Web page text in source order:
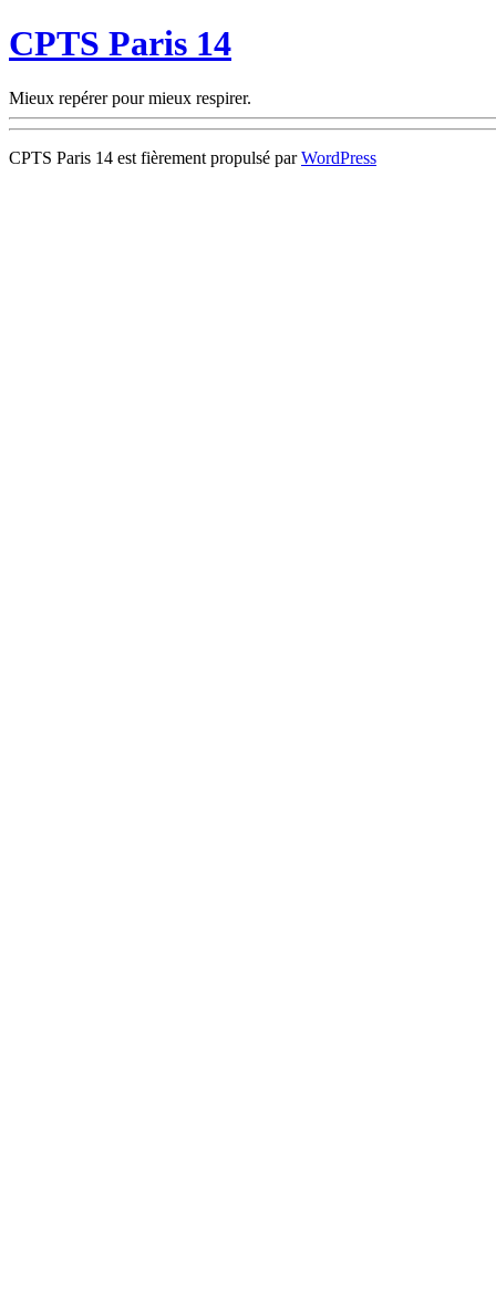
CPTS Paris 14
Mieux repérer pour mieux respirer.
CPTS Paris 14 est fièrement propulsé parWordPress